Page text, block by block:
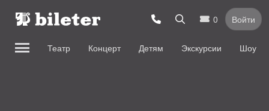
0 Войти
Театр Концерт Детям Экскурсии Шоу